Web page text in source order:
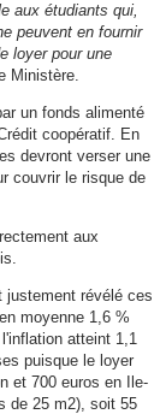
aux étudiants qui,
peuvent en fournir
loyer pour une
Ministère.
un fonds alimenté
coopératif. En
devront verser une
couvrir le risque de
aux
justement révélé ces
moyenne 1,6 %
atteint 1,1
puisque le loyer
et 700 euros en Ile-
de 25 m2), soit 55